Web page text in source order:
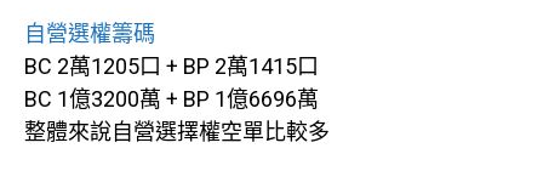
自營選權籌碼
BC 2萬1205口 + BP 2萬1415口
BC 1億3200萬 + BP 1億6696萬
整體來說自營選擇權空單比較多